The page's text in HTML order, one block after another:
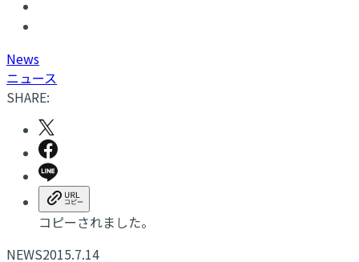
News
ニュース
SHARE:
コピーされました。
NEWS2015.7.14